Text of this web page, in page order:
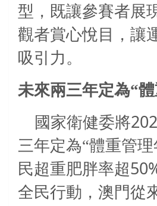
型，既讓參賽者展
觀者賞心悅目，讓
吸引力。
未來兩三年定為“
國家衛健委將
三年定為“體重管
民超重肥胖率超
全民行動，澳門從